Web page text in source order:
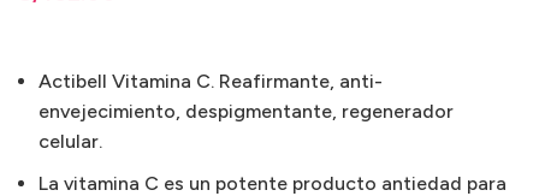
Actibell Vitamina C. Reafirmante, anti-
envejecimiento, despigmentante, regenerador
celular.
La vitamina C es un potente producto antiedad para